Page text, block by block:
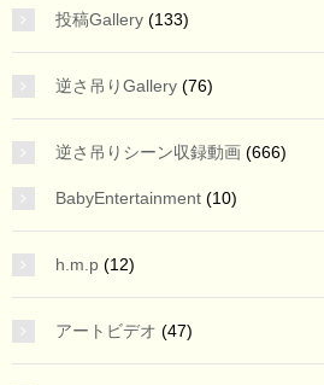
投稿Gallery (133)
逆さ吊りGallery (76)
逆さ吊りシーン収録動画 (666)
BabyEntertainment (10)
h.m.p (12)
アートビデオ (47)